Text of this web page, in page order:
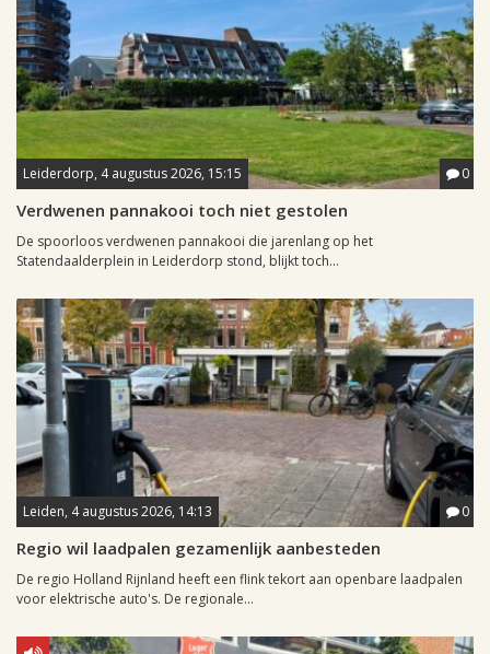
Leiderdorp, 4 augustus 2026, 15:15 0
Verdwenen pannakooi toch niet gestolen
De spoorloos verdwenen pannakooi die jarenlang op het
Statendaalderplein in Leiderdorp stond, blijkt toch...
Leiden, 4 augustus 2026, 14:13 0
Regio wil laadpalen gezamenlijk aanbesteden
De regio Holland Rijnland heeft een flink tekort aan openbare laadpalen
voor elektrische auto's. De regionale...